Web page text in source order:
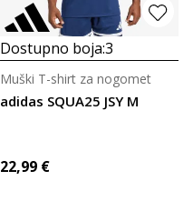
Dostupno boja:3
adidas SQUA25 JSY M
Muški T-shirt za nogomet
22,99 €